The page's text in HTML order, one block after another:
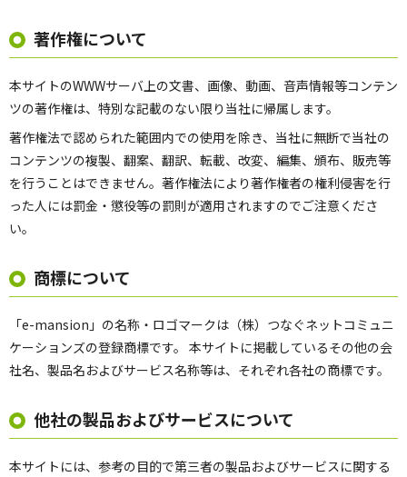
著作権について
本サイトのWWWサーバ上の文書、画像、動画、音声情報等コンテン
ツの著作権は、特別な記載のない限り当社に帰属します。
著作権法で認められた範囲内での使用を除き、当社に無断で当社の
コンテンツの複製、翻案、翻訳、転載、改変、編集、頒布、販売等
を行うことはできません。著作権法により著作権者の権利侵害を行
った人には罰金・懲役等の罰則が適用されますのでご注意くださ
い。
商標について
「e-mansion」の名称・ロゴマークは（株）つなぐネットコミュニ
ケーションズの登録商標です。 本サイトに掲載しているその他の会
社名、製品名およびサービス名称等は、それぞれ各社の商標です。
他社の製品およびサービスについて
本サイトには、参考の目的で第三者の製品およびサービスに関する